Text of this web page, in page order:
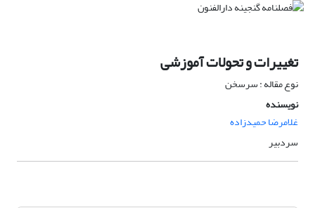
تغییرات و تحولات آموزشی
نوع مقاله : سرسخن
نویسنده
غلامرضا حمیدزاده
سردبیر